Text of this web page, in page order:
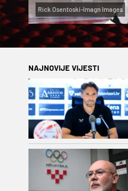
Rick Osentoski-Imagn Images
NAJNOVIJE VIJESTI